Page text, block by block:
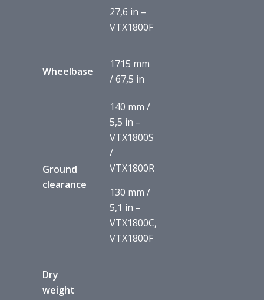
27,6 in –
VTX1800F
Wheelbase
1715 mm
/ 67,5 in
Ground
clearance
140 mm /
5,5 in –
VTX1800S
/
VTX1800R
130 mm /
5,1 in –
VTX1800C,
VTX1800F
Dry
weight